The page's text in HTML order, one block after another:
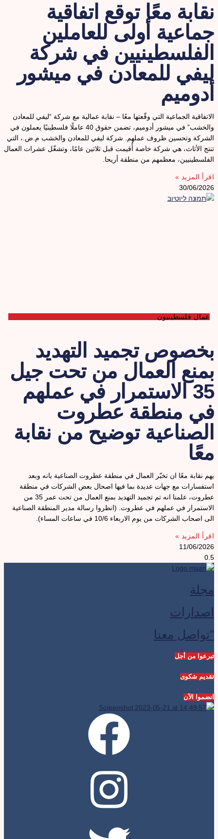
نقابة معًا توقع اتفاقية
جماعية أولى للعاملين
الفلسطينيين في شركة
ليفي للمعادن في ميشور
أدوميم
الاتفاقية الجماعية التي وقّعتها معًا – نقابة عمالية مع شركة “ليفي للمعادن
والخشب” في ميشور أدوميم، تضمن حقوق 40 عاملًا فلسطينيًا يعملون في
الشركة وتحسين ظروف عملهم. شركة ليفي للمعادن والخشب م.ض.، التي
تنتج الأثاث، هي شركة خاصة أُقيمت قبل ثلاثين عامًا، وتشغّل عشرات العمال
الفلسطينيين، معظمهم من منطقة أريحا.
اقرأ المزيد »
30/06/2026
عمال فلسطينيون
بخصوص تجميد التهديد
بمنع العمال من تحت جيل
35 الاستمرار في عملهم
في منطقة عطروت
الصناعية توضيح من نقابة
معًا
يهم نقابة معًا ان تخبّر العمال في منطقة عطروت الصناعية بانه وبعد
استفسارات مع جهات عديدة بما فيها اصحال بعض الشركات في منطقة
عطروت، علمنا انه تم تجميد التهديد بمنع العمال من تحت عمر 35 من
الاستمرار في عملهم في عطروت. (انظروا رسالة مدير المنطقة الصناعية
الى اصحاب الشركات من يوم الاربعاء 10/6 في ساعات المساء).
اقرأ المزيد »
11/06/2026
مجلة
اصدارات
"تواصل معنا
تبرعوا من أجل
تقديم شكوى
انضموا الآن